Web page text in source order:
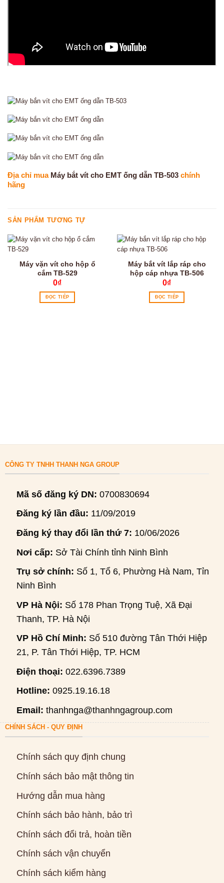
Địa chỉ mua Máy bắt vít cho EMT ống dẫn TB-503 chính
hãng
SẢN PHẨM TƯƠNG TỰ
Máy vặn vít cho hộp ổ
cắm TB-529
0₫
ĐỌC TIẾP
Máy bắt vít lắp ráp cho
hộp cáp nhựa TB-506
0₫
ĐỌC TIẾP
CÔNG TY TNHH THANH NGA GROUP
Mã số đăng ký DN: 0700830694
Đăng ký lần đầu: 11/09/2019
Đăng ký thay đổi lần thứ 7: 10/06/2026
Nơi cấp: Sở Tài Chính tỉnh Ninh Bình
Trụ sở chính: Số 1, Tổ 6, Phường Hà Nam, Tỉnh
Ninh Bình
VP Hà Nội: Số 178 Phan Trọng Tuệ, Xã Đại
Thanh, TP. Hà Nội
VP Hồ Chí Minh: Số 510 đường Tân Thới Hiệp
21, P. Tân Thới Hiệp, TP. HCM
Điện thoại: 022.6396.7389
Hotline: 0925.19.16.18
Email: thanhnga@thanhngagroup.com
CHÍNH SÁCH - QUY ĐỊNH
Chính sách quy định chung
Chính sách bảo mật thông tin
Hướng dẫn mua hàng
Chính sách bảo hành, bảo trì
Chính sách đổi trả, hoàn tiền
Chính sách vận chuyển
Chính sách kiểm hàng